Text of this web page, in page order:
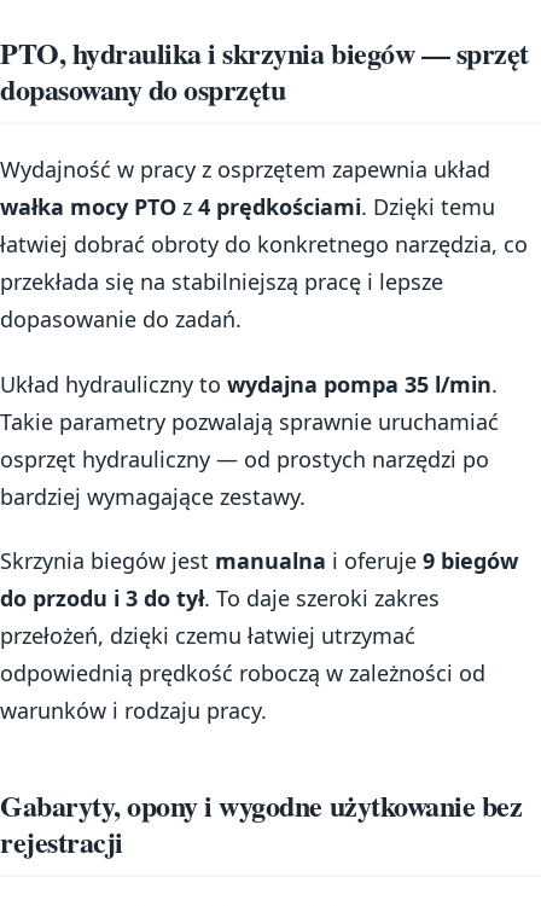
PTO, hydraulika i skrzynia biegów — sprzęt
dopasowany do osprzętu
Wydajność w pracy z osprzętem zapewnia układ
wałka mocy PTO z 4 prędkościami. Dzięki temu
łatwiej dobrać obroty do konkretnego narzędzia, co
przekłada się na stabilniejszą pracę i lepsze
dopasowanie do zadań.
Układ hydrauliczny to wydajna pompa 35 l/min.
Takie parametry pozwalają sprawnie uruchamiać
osprzęt hydrauliczny — od prostych narzędzi po
bardziej wymagające zestawy.
Skrzynia biegów jest manualna i oferuje 9 biegów
do przodu i 3 do tył. To daje szeroki zakres
przełożeń, dzięki czemu łatwiej utrzymać
odpowiednią prędkość roboczą w zależności od
warunków i rodzaju pracy.
Gabaryty, opony i wygodne użytkowanie bez
rejestracji